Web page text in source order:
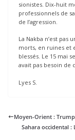
sionistes. Dix-huit
professionnels de
de l’agression.
La Nakba n’est
morts, en ruines et
blessés. Le 15 mai
avait pas besoin
Lyes S.
Moyen-Orient :
Sahara occidental